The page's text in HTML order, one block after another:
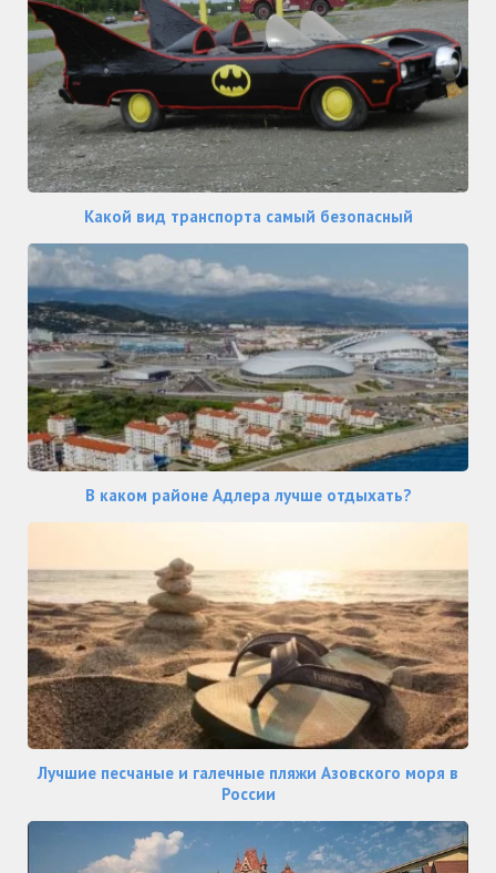
Какой вид транспорта самый безопасный
В каком районе Адлера лучше отдыхать?
Лучшие песчаные и галечные пляжи Азовского моря в
России